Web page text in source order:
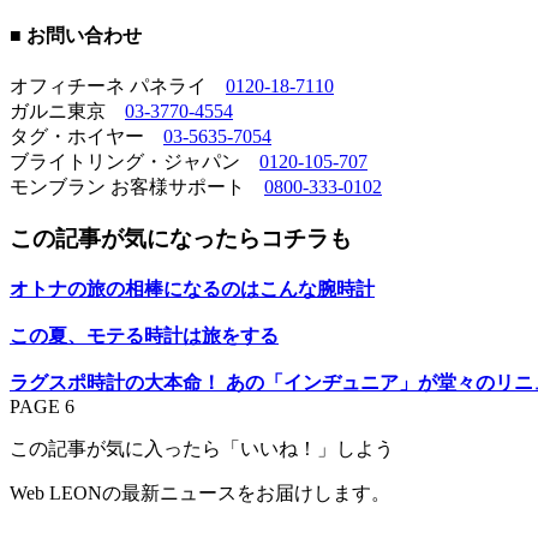
■ お問い合わせ
オフィチーネ パネライ 0120-18-7110
ガルニ東京 03-3770-4554
タグ・ホイヤー 03-5635-7054
ブライトリング・ジャパン 0120-105-707
モンブラン お客様サポート 0800-333-0102
この記事が気になったらコチラも
オトナの旅の相棒になるのはこんな腕時計
この夏、モテる時計は旅をする
ラグスポ時計の大本命！ あの「インヂュニア」が堂々のリ
PAGE 6
この記事が気に入ったら「いいね！」しよう
Web LEONの最新ニュースをお届けします。